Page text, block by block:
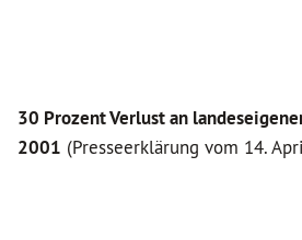
30 Prozent Verlust an
2001 (Presseerklärung vom 14.